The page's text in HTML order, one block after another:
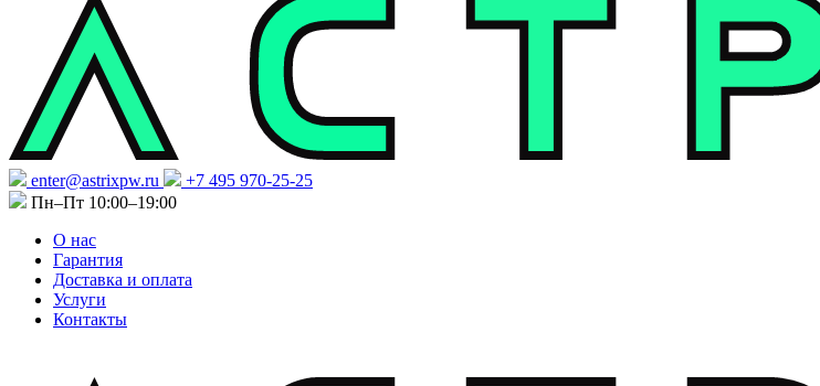
enter@astrixpw.ru
+7 495 970-25-25
Пн–Пт 10:00–19:00
О нас
Гарантия
Доставка и оплата
Услуги
Контакты